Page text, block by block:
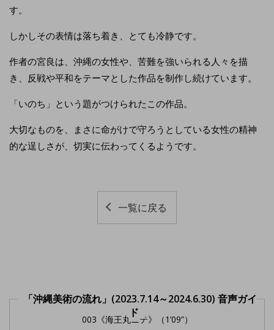
す。
しかしその表情は落ち着き、とても冷静です。
作者の宮良は、沖縄の女性や、苦難を強いられる人々を描
き、反戦や平和をテーマとした作品を制作し続けています。
「いのち」という題がつけられたこの作品。
大切なものを、まさに命がけで守ろうとしている女性の精神
的な逞しさが、切実に伝わってくるようです。
一覧に戻る
「沖縄美術の流れ」(2023.7.14～2024.6.30) 音声ガイ
ド
003《海王丸ニテ》（1’09”）